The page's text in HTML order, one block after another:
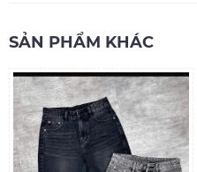
SẢN PHẨM KHÁC